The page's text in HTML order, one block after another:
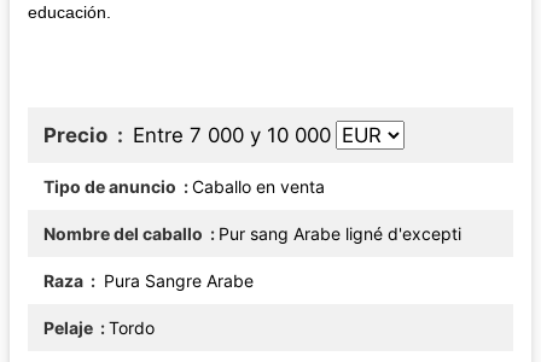
educación.
Precio Entre 7 000 y 10 000
Tipo de anuncio Caballo en venta
Nombre del caballo Pur sang Arabe ligné d'excepti
Raza Pura Sangre Arabe
Pelaje Tordo